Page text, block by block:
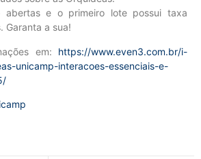
abertas e o primeiro lote possui taxa
Garanta a sua!
em: https://www.even3.com.br/i-
unicamp-interacoes-essenciais-e-